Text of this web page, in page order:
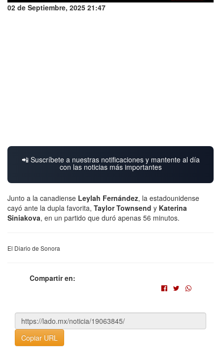
02 de Septiembre, 2025 21:47
📲 Suscríbete a nuestras notificaciones y mantente al día
con las noticias más importantes
Junto a la canadiense Leylah Fernández, la estadounidense
cayó ante la dupla favorita, Taylor Townsend y Katerina
Siniakova, en un partido que duró apenas 56 minutos.
El Diario de Sonora
Compartir en:
Copiar URL